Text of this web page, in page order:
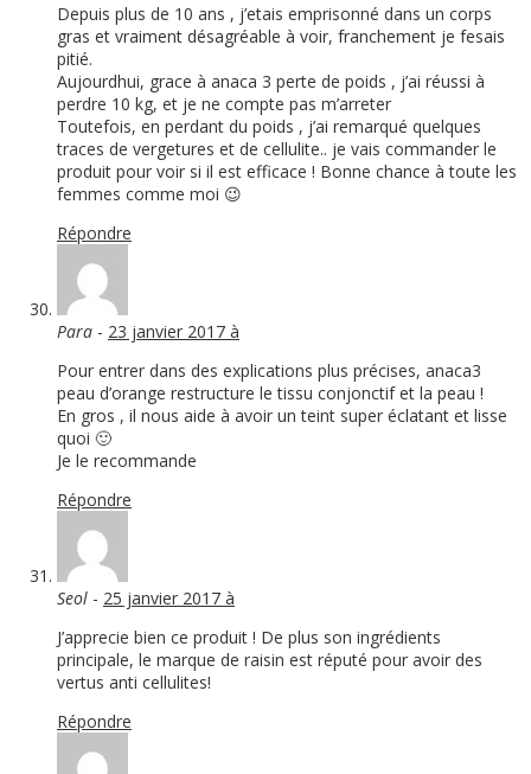
Depuis plus de 10 ans , j’etais emprisonné dans un corps
gras et vraiment désagréable à voir, franchement je fesais
pitié.
Aujourdhui, grace à anaca 3 perte de poids , j’ai réussi à
perdre 10 kg, et je ne compte pas m’arreter
Toutefois, en perdant du poids , j’ai remarqué quelques
traces de vergetures et de cellulite.. je vais commander le
produit pour voir si il est efficace ! Bonne chance à toute les
femmes comme moi 😉
Répondre
Para - 23 janvier 2017 à
Pour entrer dans des explications plus précises, anaca3
peau d’orange restructure le tissu conjonctif et la peau !
En gros , il nous aide à avoir un teint super éclatant et lisse
quoi 🙂
Je le recommande
Répondre
Seol - 25 janvier 2017 à
J’apprecie bien ce produit ! De plus son ingrédients
principale, le marque de raisin est réputé pour avoir des
vertus anti cellulites!
Répondre